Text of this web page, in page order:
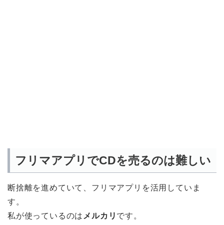
フリマアプリでCDを売るのは難しい
断捨離を進めていて、フリマアプリを活用していま
す。
私が使っているのは メルカリ です。